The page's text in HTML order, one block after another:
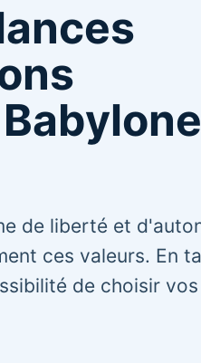
de liberté et
ces valeurs. En
de choisir vos